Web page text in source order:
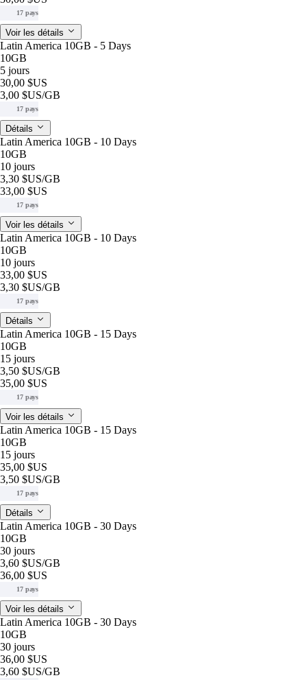
17 pays
Voir les détails
Latin America 10GB - 5 Days
10GB
5 jours
30,00 $US
3,00 $US/GB
17 pays
Détails
Latin America 10GB - 10 Days
10GB
10 jours
3,30 $US/GB
33,00 $US
17 pays
Voir les détails
Latin America 10GB - 10 Days
10GB
10 jours
33,00 $US
3,30 $US/GB
17 pays
Détails
Latin America 10GB - 15 Days
10GB
15 jours
3,50 $US/GB
35,00 $US
17 pays
Voir les détails
Latin America 10GB - 15 Days
10GB
15 jours
35,00 $US
3,50 $US/GB
17 pays
Détails
Latin America 10GB - 30 Days
10GB
30 jours
3,60 $US/GB
36,00 $US
17 pays
Voir les détails
Latin America 10GB - 30 Days
10GB
30 jours
36,00 $US
3,60 $US/GB